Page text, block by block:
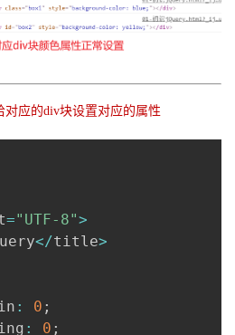
对应的div块设置对应的属性
="UTF-8">
</title>
: 0 ;
: 0 ;